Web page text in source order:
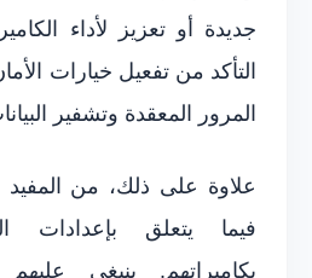
جديدة أو تعزيز لأداء
التأكد من تفعيل خيارات
المرور المعقدة وتشفير
علاوة على ذلك، من المفيد
فيما يتعلق بإعدادات
بكاميراتهم. ينبغي